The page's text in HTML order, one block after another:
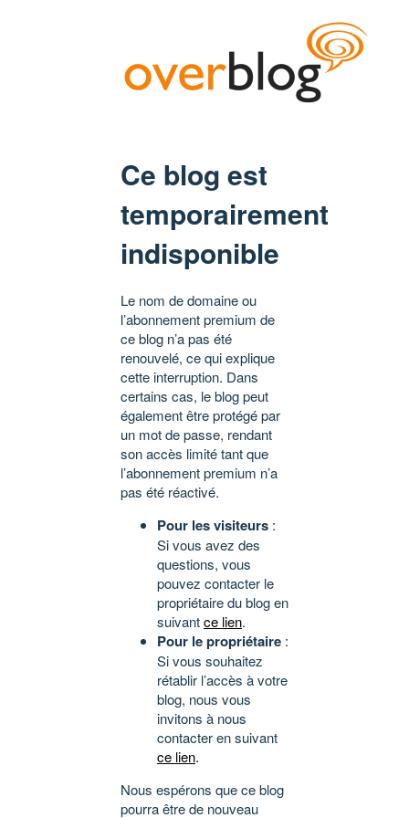
Ce blog est
temporairement
indisponible
Le nom de domaine ou
l’abonnement premium de
ce blog n’a pas été
renouvelé, ce qui explique
cette interruption. Dans
certains cas, le blog peut
également être protégé par
un mot de passe, rendant
son accès limité tant que
l’abonnement premium n’a
pas été réactivé.
Pour les visiteurs :
Si vous avez des
questions, vous
pouvez contacter le
propriétaire du blog en
suivantce lien.
Pour le propriétaire :
Si vous souhaitez
rétablir l’accès à votre
blog, nous vous
invitons à nous
contacter en suivant
ce lien.
Nous espérons que ce blog
pourra être de nouveau